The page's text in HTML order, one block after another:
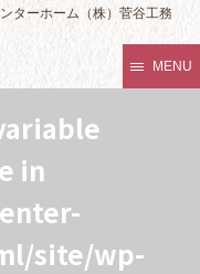
ターホーム（株）菅谷工務
MENU
in
site/wp-